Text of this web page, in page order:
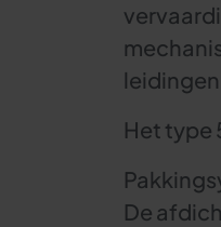
Het type
De